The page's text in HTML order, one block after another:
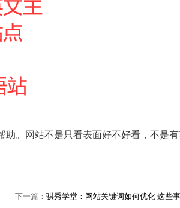
。网站不是只看表面好不好看，不是有
下一篇：骐秀学堂：网站关键词如何优化 这些